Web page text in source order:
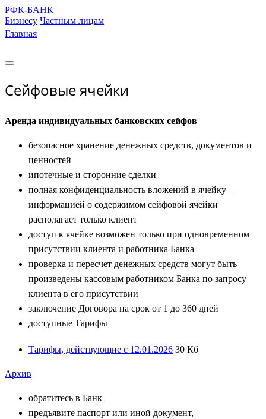
РФК-БАНК
Бизнесу Частным лицам
Главная
Сейфовые ячейки
Аренда индивидуальных банковских сейфов
безопасное хранение денежных средств, документов и
ценностей
ипотечные и сторонние сделки
полная конфиденциальность вложений в ячейку –
информацией о содержимом сейфовой ячейки
располагает только клиент
доступ к ячейке возможен только при одновременном
присутствии клиента и работника Банка
проверка и пересчет денежных средств могут быть
произведены кассовым работником Банка по запросу
клиента в его присутствии
заключение Договора на срок от 1 до 360 дней
доступные Тарифы
Тарифы, действующие с 12.01.2026 30 Кб
Архив
обратитесь в Банк
предъявите паспорт или иной документ,